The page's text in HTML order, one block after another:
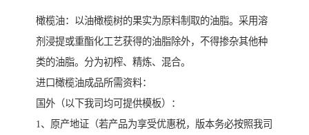
橄榄油：以油橄榄树的果实为原料制取的油脂。采用溶
剂浸提或重酯化工艺获得的油脂除外，不得掺杂其他种
类的油脂。分为初榨、精炼、混合。
进口橄榄油成品所需资料：
国外（以下我司均可提供模板）：
1、原产地证（若产品为享受优惠税，版本务必按照我司